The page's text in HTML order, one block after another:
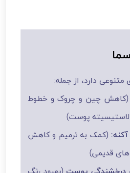
دارد، از جمله:
(کاهش چین و چروک و خطوط
پوست)
(کمک به ترمیم و کاهش
قدیمی)